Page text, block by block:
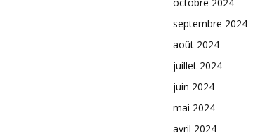
septembre 2024
août 2024
juillet 2024
juin 2024
mai 2024
avril 2024